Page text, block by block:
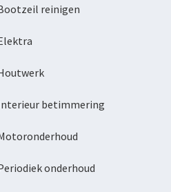
reinigen
betimmering
onderhoud